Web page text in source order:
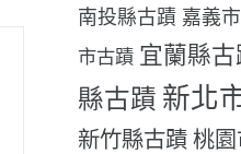
南投縣古蹟 嘉義
市古蹟 宜蘭縣古
縣古蹟 新北
新竹縣古蹟 桃